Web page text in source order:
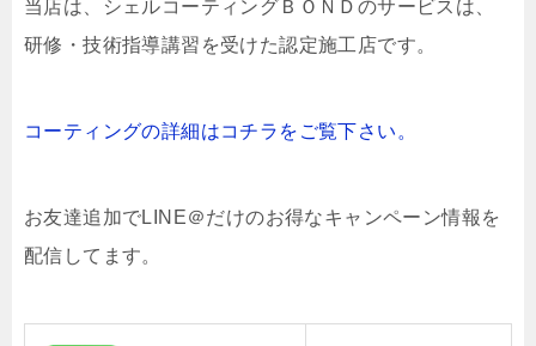
当店は、
シェルコーティングＢＯＮＤのサービスは、
研修・技術指導講習を受けた認定施工店です。
コーティングの詳細はコチラをご覧下さい。
お友達追加でLINE＠だけのお得なキャンペーン情報を
配信してます。